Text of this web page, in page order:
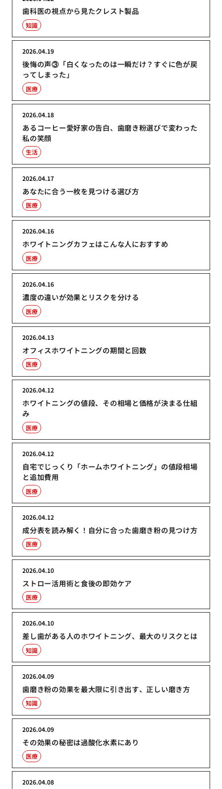
歯科医の視点から見たクレスト製品
知識
後悔の声③「白くなったのは一瞬だけ？すぐに色が戻
ってしまった」
2026.04.19
医療
あるコーヒー愛好家の告白、歯磨き粉選びで変わった
私の笑顔
2026.04.18
生活
あなたに合う一枚を見つける選び方
2026.04.17
医療
ホワイトニングカフェはこんな人におすすめ
2026.04.16
医療
濃度の違いが効果とリスクを分ける
2026.04.16
医療
オフィスホワイトニングの期間と回数
2026.04.13
医療
ホワイトニングの値段、その相場と価格が決まる仕組
み
2026.04.12
医療
自宅でじっくり「ホームホワイトニング」の値段相場
と追加費用
2026.04.12
医療
成分表を読み解く！自分に合った歯磨き粉の見つけ方
2026.04.12
医療
ストロー活用術と食後の即効ケア
2026.04.10
医療
差し歯がある人のホワイトニング、最大のリスクとは
2026.04.10
知識
歯磨き粉の効果を最大限に引き出す、正しい磨き方
2026.04.09
知識
その効果の秘密は過酸化水素にあり
2026.04.09
医療
2026.04.08